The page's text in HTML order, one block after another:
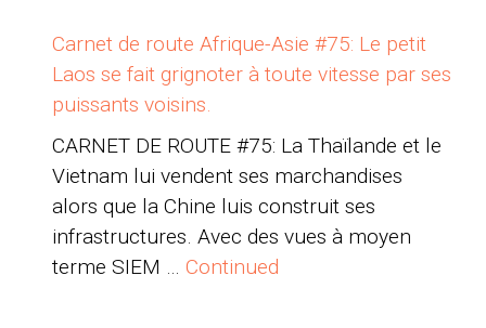
Carnet de route Afrique-Asie #75: Le petit
Laos se fait grignoter à toute vitesse par ses
puissants voisins.
CARNET DE ROUTE #75: La Thaïlande et le
Vietnam lui vendent ses marchandises
alors que la Chine luis construit ses
infrastructures. Avec des vues à moyen
terme SIEM … Continued